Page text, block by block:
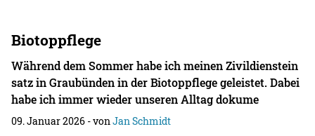
Biotoppflege
Während dem Sommer habe ich meinen Zivildienstein
satz in Graubünden in der Biotoppflege geleistet. Dabei
habe ich immer wieder unseren Alltag dokume
09. Januar 2026 - vonJan Schmidt